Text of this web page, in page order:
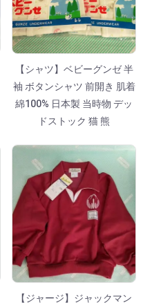
【シャツ】ベビーグンゼ 半
袖 ボタンシャツ 前開き 肌着
綿100% 日本製 当時物 デッ
ドストック 猫 熊
【ジャージ】ジャックマン